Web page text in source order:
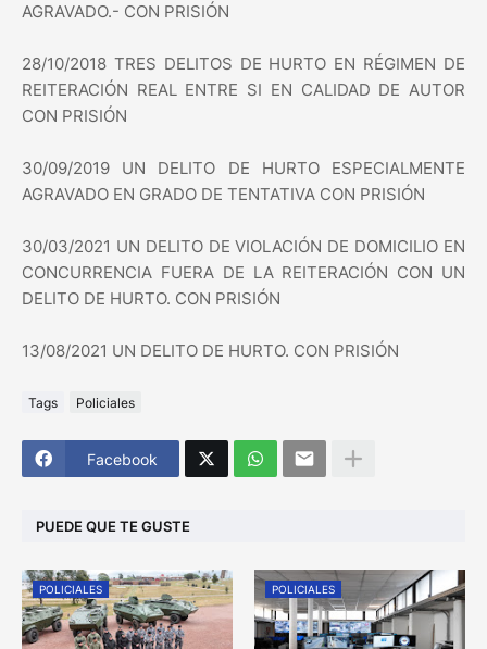
AGRAVADO.- CON PRISIÓN
28/10/2018 TRES DELITOS DE HURTO EN RÉGIMEN DE
REITERACIÓN REAL ENTRE SI EN CALIDAD DE AUTOR
CON PRISIÓN
30/09/2019 UN DELITO DE HURTO ESPECIALMENTE
AGRAVADO EN GRADO DE TENTATIVA CON PRISIÓN
30/03/2021 UN DELITO DE VIOLACIÓN DE DOMICILIO EN
CONCURRENCIA FUERA DE LA REITERACIÓN CON UN
DELITO DE HURTO. CON PRISIÓN
13/08/2021 UN DELITO DE HURTO. CON PRISIÓN
Tags Policiales
Facebook
PUEDE QUE TE GUSTE
POLICIALES POLICIALES